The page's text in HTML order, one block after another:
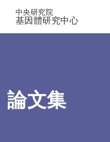
中央研究院
基因體研究中心
論文集